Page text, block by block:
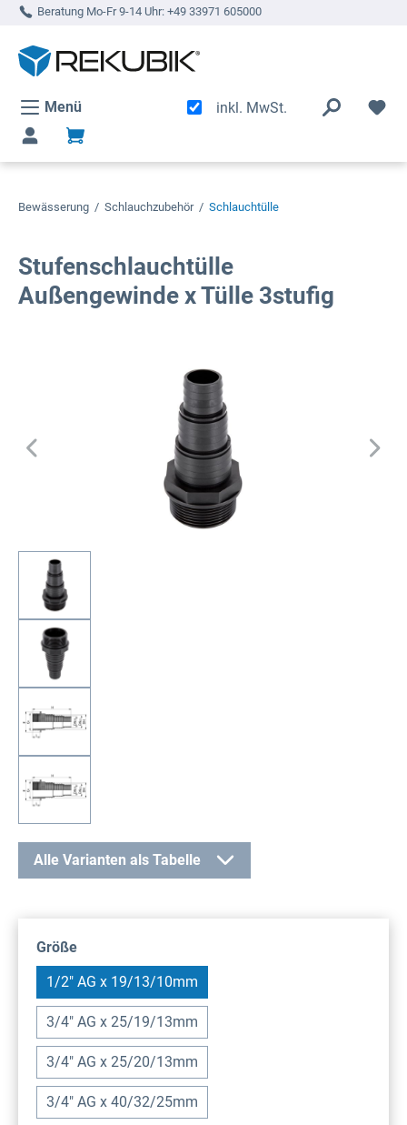
springen
Beratung Mo-Fr 9-14 Uhr: +49 33971 605000
Menü inkl. MwSt.
Bewässerung / Schlauchzubehör / Schlauchtülle
Stufenschlauchtülle
Außengewinde x Tülle 3stufig
Alle Varianten als Tabelle
Größeauswählen
1/2" AG x 19/13/10mm
3/4" AG x 25/19/13mm
3/4" AG x 25/20/13mm
3/4" AG x 40/32/25mm